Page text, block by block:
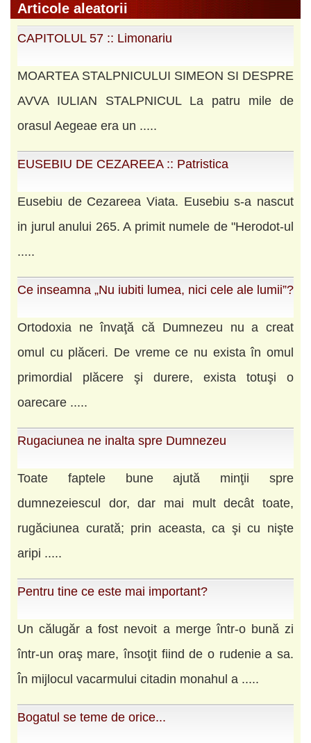
Articole aleatorii
CAPITOLUL 57 :: Limonariu
MOARTEA STALPNICULUI SIMEON SI DESPRE
AVVA IULIAN STALPNICUL La patru mile de
orasul Aegeae era un .....
EUSEBIU DE CEZAREEA :: Patristica
Eusebiu de Cezareea Viata. Eusebiu s-a nascut
in jurul anului 265. A primit numele de "Herodot-ul
.....
Ce inseamna „Nu iubiti lumea, nici cele ale lumii”?
Ortodoxia ne învaţă că Dumnezeu nu a creat
omul cu plăceri. De vreme ce nu exista în omul
primordial plăcere şi durere, exista totuşi o
oarecare .....
Rugaciunea ne inalta spre Dumnezeu
Toate faptele bune ajută minţii spre
dumnezeiescul dor, dar mai mult decât toate,
rugăciunea curată; prin aceasta, ca şi cu nişte
aripi .....
Pentru tine ce este mai important?
Un călugăr a fost nevoit a merge într-o bună zi
într-un oraş mare, însoţit fiind de o rudenie a sa.
În mijlocul vacarmului citadin monahul a .....
Bogatul se teme de orice...